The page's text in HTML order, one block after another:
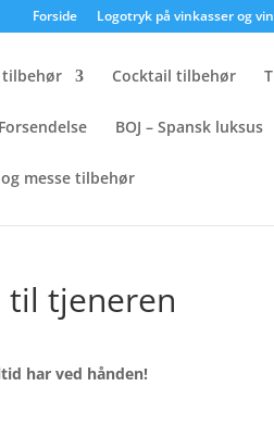
Forside Logotryk på vinkasser og
tilbehør Cocktail tilbehør
BOJ – Spansk luksus
messe tilbehør
til tjeneren
har ved hånden!